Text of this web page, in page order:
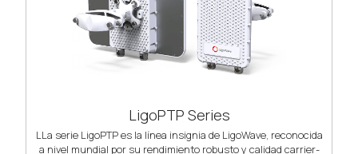
LigoPTP Series
LLa serie LigoPTP es la línea insignia de LigoWave, reconocida
a nivel mundial por su rendimiento robusto y calidad carrier-